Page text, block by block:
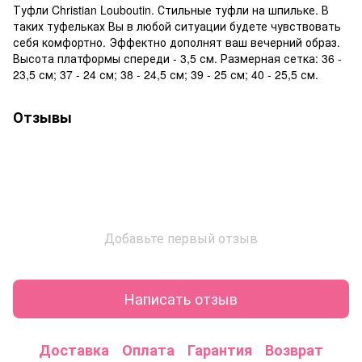
Туфли Christian Louboutin. Стильные туфли на шпильке. В
таких туфельках Вы в любой ситуации будете чувствовать
себя комфортно. Эффектно дополнят ваш вечерний образ.
Высота платформы спереди - 3,5 см. Размерная сетка: 36 -
23,5 см; 37 - 24 см; 38 - 24,5 см; 39 - 25 см; 40 - 25,5 см.
Отзывы
Добавьте первый отзыв
Написать отзыв
Доставка Оплата Гарантия Возврат